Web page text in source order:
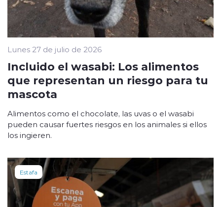
Lunes 27 de julio de 2026
Incluido el wasabi: Los alimentos
que representan un riesgo para tu
mascota
Alimentos como el chocolate, las uvas o el wasabi
pueden causar fuertes riesgos en los animales si ellos
los ingieren.
Estafa